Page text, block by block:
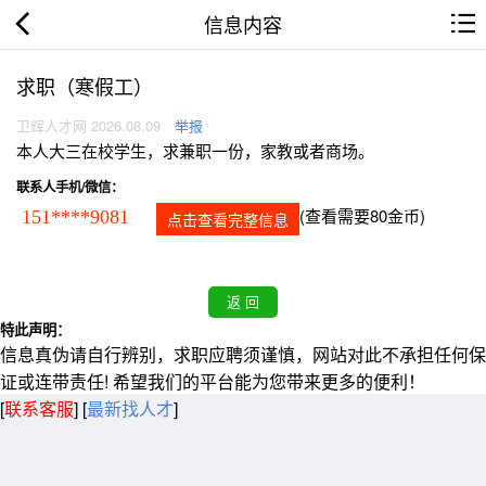
信息内容
求职（寒假工）
卫辉人才网 2026.08.09 举报
本人大三在校学生，求兼职一份，家教或者商场。
联系人手机/微信：
151****9081 点击查看完整信息 (查看需要80金币)
特此声明：
信息真伪请自行辨别，求职应聘须谨慎，网站对此不承担任何保
证或连带责任! 希望我们的平台能为您带来更多的便利！
[联系客服] [最新找人才]